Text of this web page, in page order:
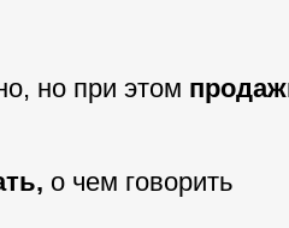
но при этом
о чем говорить